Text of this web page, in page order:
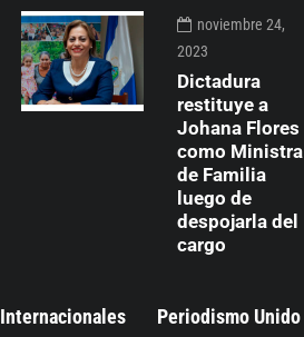
noviembre 24,
2023
Dictadura
restituye a
Johana Flores
como Ministra
de Familia
luego de
despojarla del
cargo
Internacionales Periodismo Unido